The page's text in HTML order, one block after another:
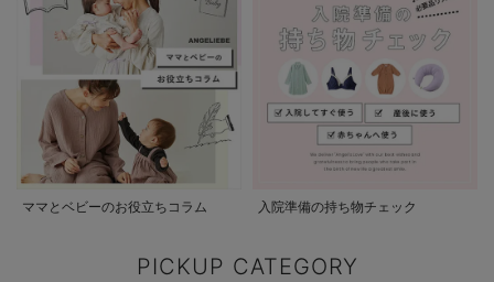
ママとベビーのお役立ちコラム 入院準備の持ち物チェック
PICKUP CATEGORY